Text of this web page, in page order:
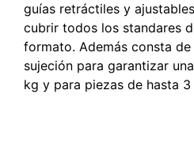
guías retráctiles y
cubrir todos los standares
formato. Además consta
sujeción para garantizar
kg y para piezas de hasta